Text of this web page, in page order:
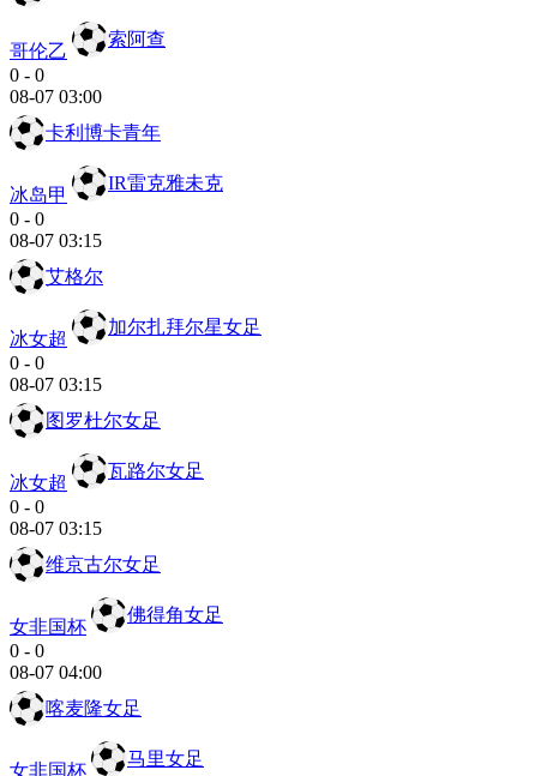
哥伦乙
索阿查
0 - 0
08-07 03:00
卡利博卡青年
冰岛甲
IR雷克雅未克
0 - 0
08-07 03:15
艾格尔
冰女超
加尔扎拜尔星女足
0 - 0
08-07 03:15
图罗杜尔女足
冰女超
瓦路尔女足
0 - 0
08-07 03:15
维京古尔女足
女非国杯
佛得角女足
0 - 0
08-07 04:00
喀麦隆女足
女非国杯
马里女足